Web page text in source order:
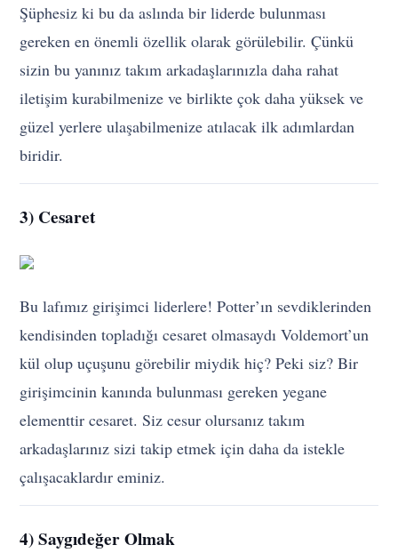
Şüphesiz ki bu da aslında bir liderde bulunması
gereken en önemli özellik olarak görülebilir. Çünkü
sizin bu yanınız takım arkadaşlarınızla daha rahat
iletişim kurabilmenize ve birlikte çok daha yüksek ve
güzel yerlere ulaşabilmenize atılacak ilk adımlardan
biridir.
3) Cesaret
Bu lafımız girişimci liderlere! Potter’ın sevdiklerinden
kendisinden topladığı cesaret olmasaydı Voldemort’un
kül olup uçuşunu görebilir miydik hiç? Peki siz? Bir
girişimcinin kanında bulunması gereken yegane
elementtir cesaret. Siz cesur olursanız takım
arkadaşlarınız sizi takip etmek için daha da istekle
çalışacaklardır eminiz.
4) Saygıdeğer Olmak